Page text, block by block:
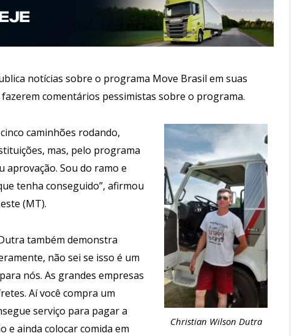
notícias sobre o programa Move Brasil em suas
comentários pessimistas sobre o programa.
Christian Wilson Dutra
caminhões rodando,
mas, pelo programa
Sou do ramo e
tenha conseguido”, afirmou
(MT).
também demonstra
não sei se isso é um
nós. As grandes empresas
Aí você compra um
serviço para pagar a
e ainda colocar comida em